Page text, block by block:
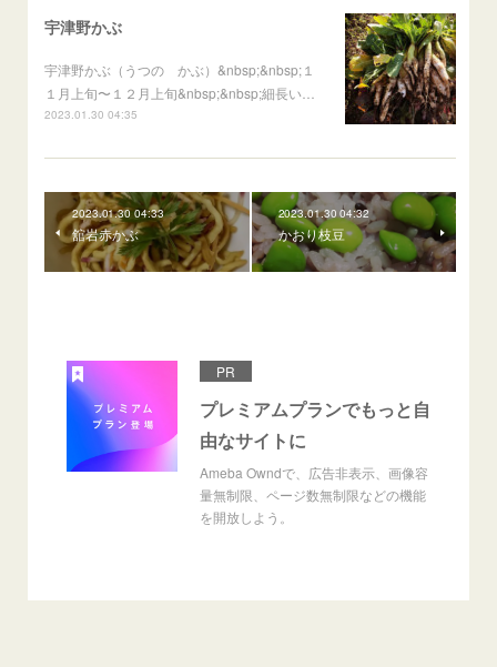
宇津野かぶ
宇津野かぶ（うつの かぶ）&nbsp;&nbsp;１
１月上旬〜１２月上旬&nbsp;&nbsp;細長い…
2023.01.30 04:35
2023.01.30 04:33
舘岩赤かぶ
2023.01.30 04:32
かおり枝豆
PR
プレミアムプランでもっと自
由なサイトに
Ameba Owndで、広告非表示、画像容
量無制限、ページ数無制限などの機能
を開放しよう。